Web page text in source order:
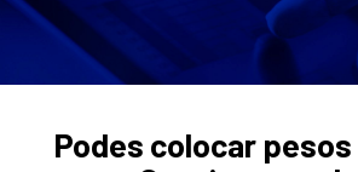
Podes colocar